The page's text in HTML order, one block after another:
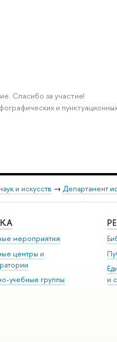
Спасибо за участие!
и
и искусств → Департамент
мероприятия
центры и
учебные группы
и